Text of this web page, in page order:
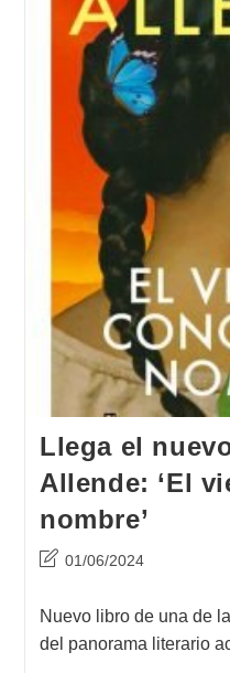
Llega el
Allende: ‘El
nombre’
Última
la
entrada:
01/06/2024
Nuevo libro de una de
del panorama literario